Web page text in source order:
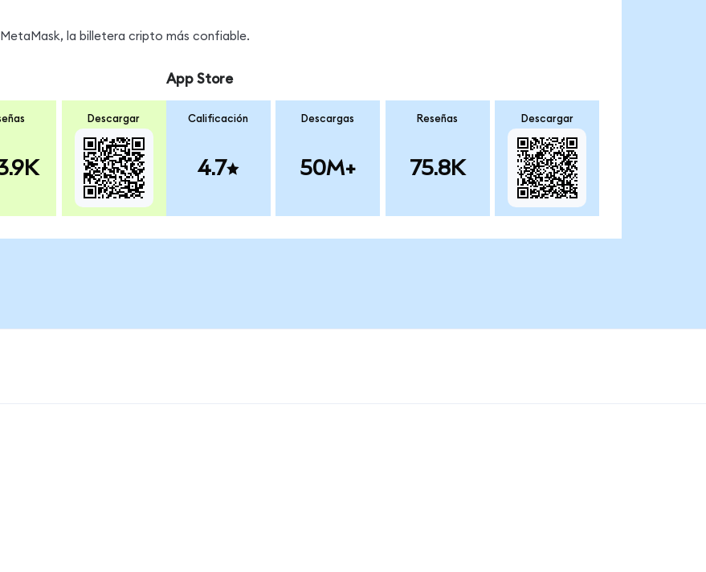
la billetera cripto más confiable.
Descargar
App Store
Calificación
4.7
Descargas
50M+
Reseñas
75.8K
Descargar